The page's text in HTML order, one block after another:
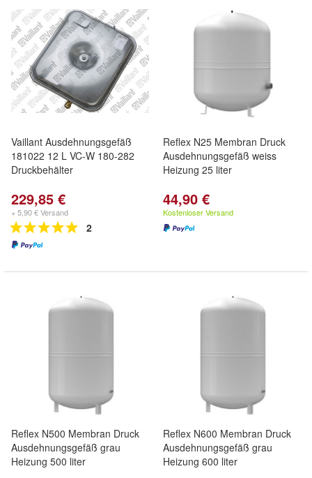
Vaillant Ausdehnungsgefäß
181022 12 L VC-W 180-282
Druckbehälter
229,85 €
+ 5,90 € Versand
2
Reflex N25 Membran Druck
Ausdehnungsgefäß weiss
Heizung 25 liter
44,90 €
Kostenloser Versand
Reflex N500 Membran Druck
Ausdehnungsgefäß grau
Heizung 500 liter
Reflex N600 Membran Druck
Ausdehnungsgefäß grau
Heizung 600 liter